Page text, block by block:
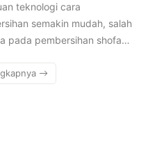
teknologi cara
semakin mudah, salah
pada pembersihan shofa…